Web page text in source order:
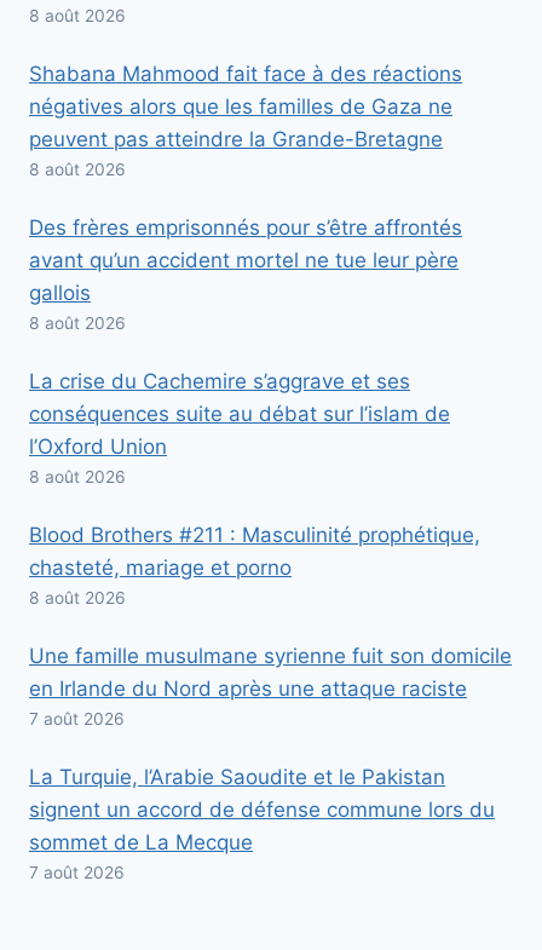
8 août 2026
Shabana Mahmood fait face à des réactions
négatives alors que les familles de Gaza ne
peuvent pas atteindre la Grande-Bretagne
8 août 2026
Des frères emprisonnés pour s’être affrontés
avant qu’un accident mortel ne tue leur père
gallois
8 août 2026
La crise du Cachemire s’aggrave et ses
conséquences suite au débat sur l’islam de
l’Oxford Union
8 août 2026
Blood Brothers #211 : Masculinité prophétique,
chasteté, mariage et porno
8 août 2026
Une famille musulmane syrienne fuit son domicile
en Irlande du Nord après une attaque raciste
7 août 2026
La Turquie, l’Arabie Saoudite et le Pakistan
signent un accord de défense commune lors du
sommet de La Mecque
7 août 2026